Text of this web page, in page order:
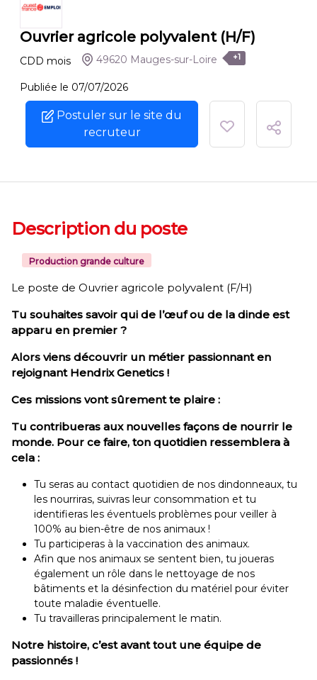
Ouvrier agricole polyvalent (H/F)
CDD mois 49620 Mauges-sur-Loire +1
Publiée le 07/07/2026
Postuler sur le site du
recruteur
Description du poste
Production grande culture
Le poste de Ouvrier agricole polyvalent (F/H)
Tu souhaites savoir qui de l’œuf ou de la dinde est
apparu en premier ?
Alors viens découvrir un métier passionnant en
rejoignant Hendrix Genetics !
Ces missions vont sûrement te plaire :
Tu contribueras aux nouvelles façons de nourrir le
monde. Pour ce faire, ton quotidien ressemblera à
cela :
Tu seras au contact quotidien de nos dindonneaux, tu
les nourriras, suivras leur consommation et tu
identifieras les éventuels problèmes pour veiller à
100% au bien-être de nos animaux !
Tu participeras à la vaccination des animaux.
Afin que nos animaux se sentent bien, tu joueras
également un rôle dans le nettoyage de nos
bâtiments et la désinfection du matériel pour éviter
toute maladie éventuelle.
Tu travailleras principalement le matin.
Notre histoire, c’est avant tout une équipe de
passionnés !